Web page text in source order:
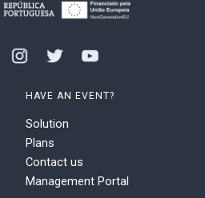
HAVE AN EVENT?
Solution
Plans
Contact us
Management Portal